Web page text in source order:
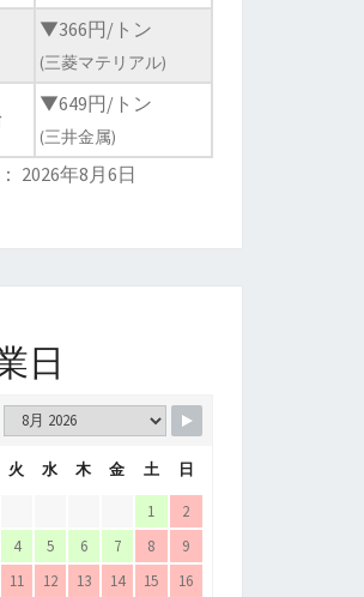
▼366円/トン
(三菱マテリアル)
▼649円/トン
(三井金属)
2026年8月6日
日
火 水 木 金 土 日
1
2
4 5 6 7 8
9
11 12 13 14 15
16